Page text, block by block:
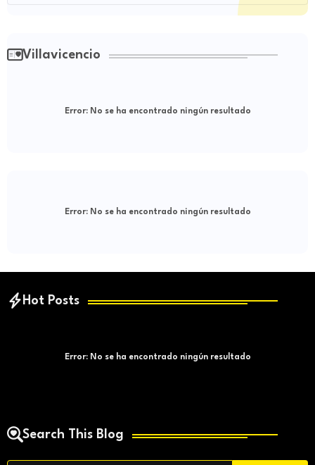
Villavicencio
Error:No se ha encontrado ningún resultado
Error:No se ha encontrado ningún resultado
Hot Posts
Error:No se ha encontrado ningún resultado
Search This Blog